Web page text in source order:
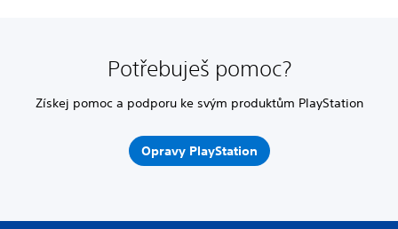
Potřebuješ pomoc?
Získej pomoc a podporu ke svým produktům PlayStation
Opravy PlayStation